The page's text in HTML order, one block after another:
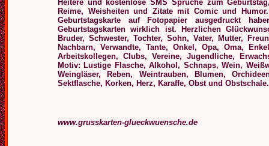
Heitere und kostenlose SMS Sprüche zum
Reime, Weisheiten und Zitate mit Comic und
Geburtstagskarte auf Fotopapier ausgedruckt
Geburtstagskarten wirklich ist.
Herzlichen
Bruder, Schwester, Tochter, Sohn, Vater, Mutter,
Nachbarn, Verwandte, Tante, Onkel, Opa, Oma,
Arbeitskollegen, Clubs, Vereine, Jugendliche,
Motiv: Lustige Flasche, Alkohol, Schnaps, Wein,
Weingläser, Reben, Weintrauben, Blumen,
Sektflasche, Korken, Herz, Karaffe, Obst und Obstschale.
www.grusskarten-glueckwuensche.de